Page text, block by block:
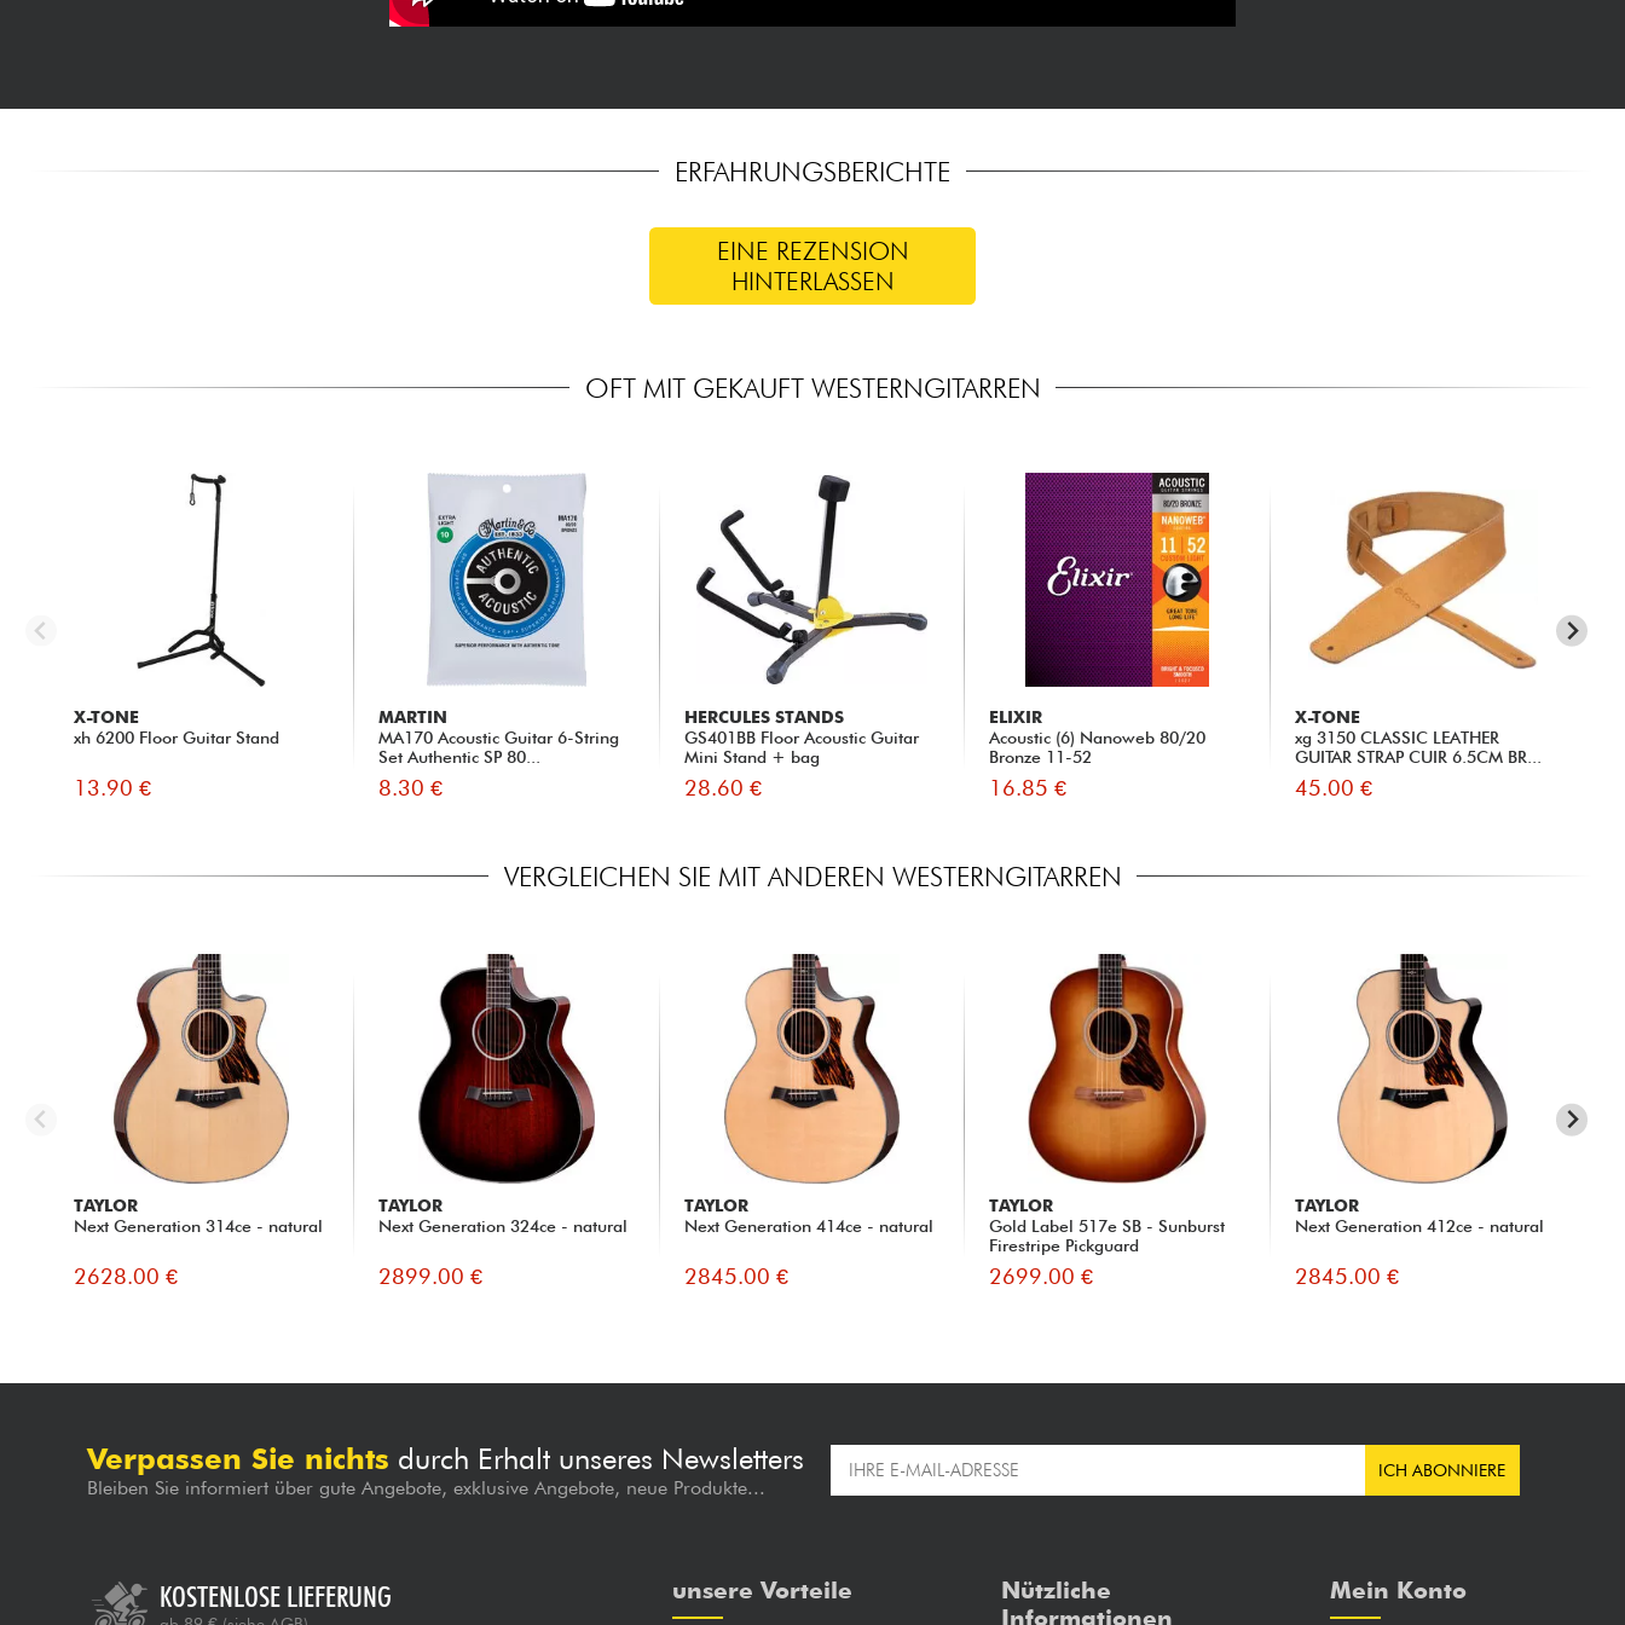
ERFAHRUNGSBERICHTE
EINE REZENSION
HINTERLASSEN
OFT MIT GEKAUFT WESTERNGITARREN
X-TONE
xh 6200 Floor Guitar Stand
13.90 €
MARTIN
MA170 Acoustic Guitar 6-String
Set Authentic SP 80...
8.30 €
HERCULES STANDS
GS401BB Floor Acoustic Guitar
Mini Stand + bag
28.60 €
ELIXIR
Acoustic (6) Nanoweb 80/20
Bronze 11-52
16.85 €
X-TONE
xg 3150 CLASSIC LEATHER
GUITAR STRAP CUIR 6.5CM BR...
45.00 €
VERGLEICHEN SIE MIT ANDEREN WESTERNGITARREN
TAYLOR
Next Generation 314ce - natural
2628.00 €
TAYLOR
Next Generation 324ce - natural
2899.00 €
TAYLOR
Next Generation 414ce - natural
2845.00 €
TAYLOR
Gold Label 517e SB - Sunburst
Firestripe Pickguard
2699.00 €
TAYLOR
Next Generation 412ce - natural
2845.00 €
Verpassen Sie nichts durch Erhalt unseres Newsletters
Bleiben Sie informiert über gute Angebote, exklusive Angebote, neue Produkte...
ICH ABONNIERE
KOSTENLOSE LIEFERUNG unsere Vorteile
Nützliche
Informationen
Mein Konto